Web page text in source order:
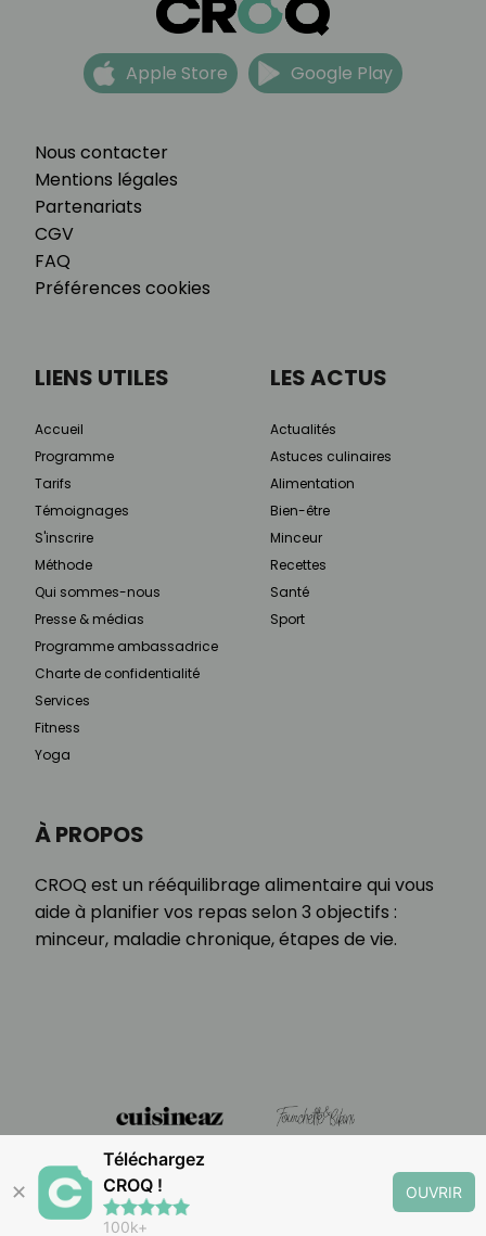
Nous contacter
Mentions légales
Partenariats
CGV
FAQ
Préférences cookies
Apple Store Google Play
À PROPOS
CROQ est un rééquilibrage alimentaire qui vous
aide à planifier vos repas selon 3 objectifs :
minceur, maladie chronique, étapes de vie.
LIENS UTILES
Accueil
Programme
Tarifs
Témoignages
S'inscrire
Méthode
Qui sommes-nous
Presse & médias
Programme ambassadrice
Charte de confidentialité
Services
Fitness
Yoga
LES ACTUS
Actualités
Astuces culinaires
Alimentation
Bien-être
Minceur
Recettes
Santé
Sport
✕
Téléchargez
CROQ !
100k+
OUVRIR